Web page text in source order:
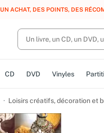
UN ACHAT, DES POINTS, DES
CD DVD Vinyles
Loisirs créatifs, décoration et